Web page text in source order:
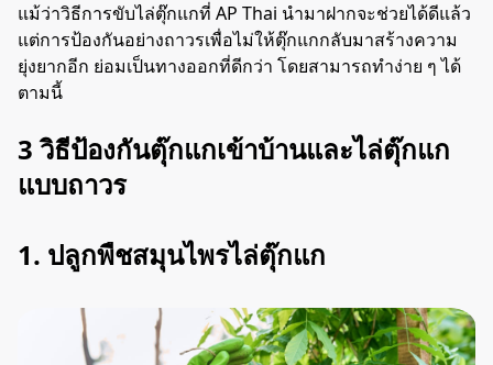
แม้ว่าวิธีการขับไล่ตุ๊กแกที่ AP Thai นำมาฝากจะช่วยได้ดีแล้ว
แต่การป้องกันอย่างถาวรเพื่อไม่ให้ตุ๊กแกกลับมาสร้างความ
ยุ่งยากอีก ย่อมเป็นทางออกที่ดีกว่า โดยสามารถทำง่าย ๆ ได้
ตามนี้
3 วิธีป้องกันตุ๊กแกเข้าบ้านและไล่ตุ๊กแก
แบบถาวร
1. ปลูกพืชสมุนไพรไล่ตุ๊กแก